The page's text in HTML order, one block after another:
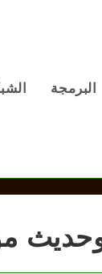
البرمجة